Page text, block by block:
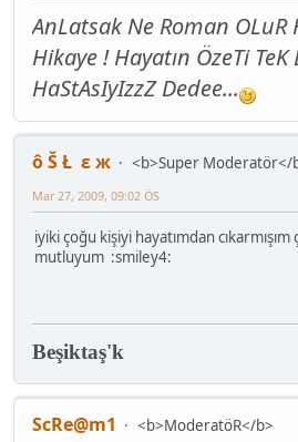
AnLatsak Ne Roman OLuR
Hikaye ! Hayatın ÖzeTi TeK
HaStAsIyIzzZ Dedee...
ô Š Ł ε ж
<b>Super Moderatör</
Mar 27, 2009, 09:02 ÖS
iyiki çoğu kişiyi hayatımdan
mutluyum :smiley4:
Beşiktaş'k
ScRe@m1
<b>ModeratöR</b>